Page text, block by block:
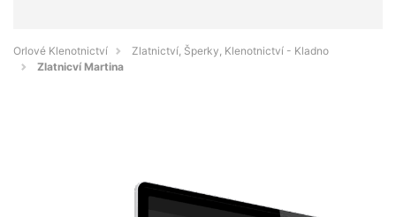
Orlové Klenotnictví
Zlatnictví, Šperky, Klenotnictví - Kladno
Zlatnicví Martina